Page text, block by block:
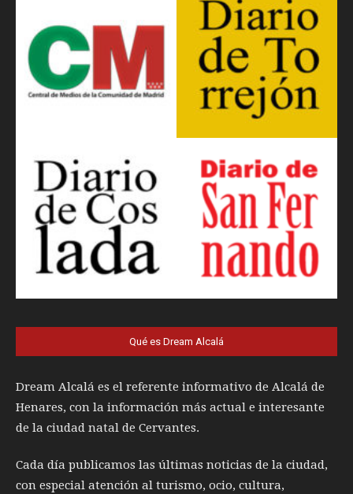
Qué es Dream Alcalá
Dream Alcalá es el referente informativo de Alcalá de
Henares, con la información más actual e interesante
de la ciudad natal de Cervantes.
Cada día publicamos las últimas noticias de la ciudad,
con especial atención al turismo, ocio, cultura,